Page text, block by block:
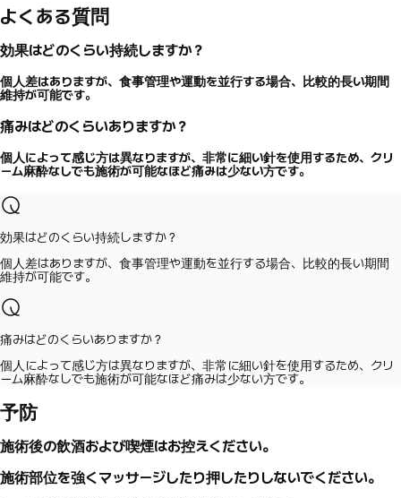
よくある質問
効果はどのくらい持続しますか？
個人差はありますが、食事管理や運動を並行する場合、比較的長い期間
維持が可能です。
痛みはどのくらいありますか？
個人によって感じ方は異なりますが、非常に細い針を使用するため、クリ
ーム麻酔なしでも施術が可能なほど痛みは少ない方です。
効果はどのくらい持続しますか？
個人差はありますが、食事管理や運動を並行する場合、比較的長い期間
維持が可能です。
痛みはどのくらいありますか？
個人によって感じ方は異なりますが、非常に細い針を使用するため、クリ
ーム麻酔なしでも施術が可能なほど痛みは少ない方です。
予防
施術後の飲酒および喫煙はお控えください。
施術部位を強くマッサージしたり押したりしないでください。